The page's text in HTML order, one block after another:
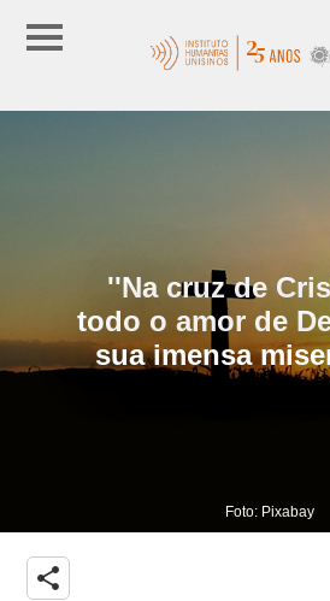
''Na cruz de
todo o amor de
sua imensa
Foto: Pixabay
share